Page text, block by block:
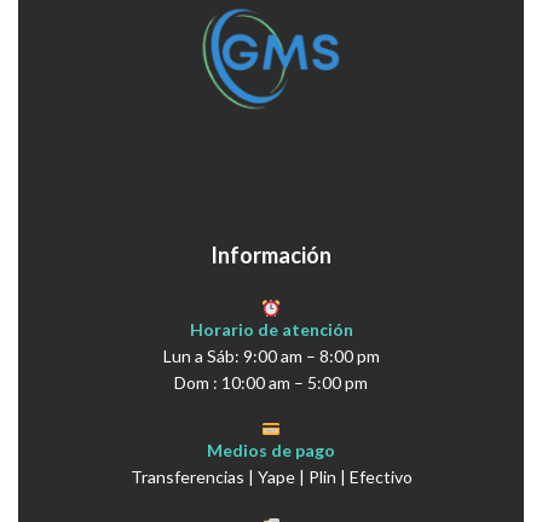
Información
Horario de atención
Lun a Sáb: 9:00 am – 8:00 pm
Dom : 10:00 am – 5:00 pm
Medios de pago
Transferencias | Yape | Plin | Efectivo